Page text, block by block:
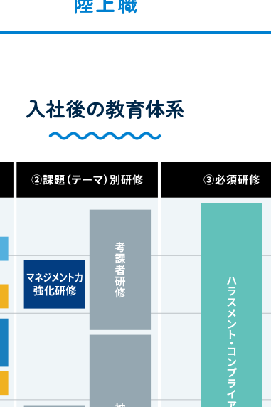
入社後の教育体系